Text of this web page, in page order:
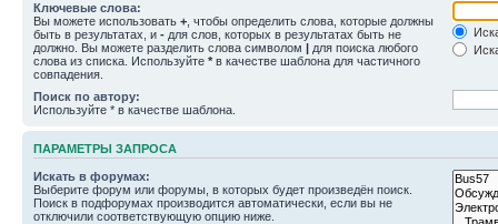
Ключевые слова:
Вы можете использовать + , чтобы определить слова, которые должны
быть в результатах, и - для слов, которых в результатах быть не
должно. Вы можете разделить слова символом | для поиска любого
слова из списка. Используйте * в качестве шаблона для частичного
совпадения.
Поиск по автору:
Используйте * в качестве шаблона.
ПАРАМЕТРЫ ЗАПРОСА
Искать в форумах:
Выберите форум или форумы, в которых будет произведён поиск.
Поиск в подфорумах производится автоматически, если вы не
отключили соответствующую опцию ниже.